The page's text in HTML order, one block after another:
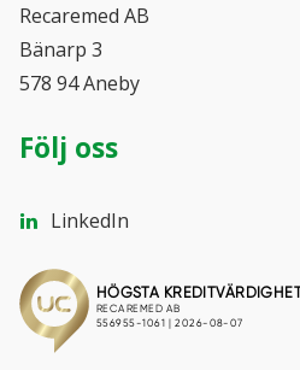
Recaremed AB
Bänarp 3
578 94 Aneby
Följ oss
LinkedIn